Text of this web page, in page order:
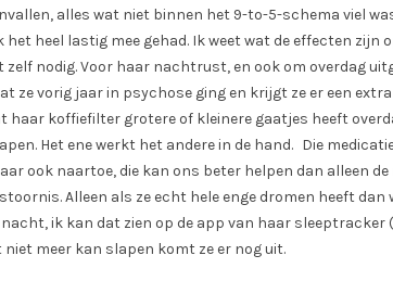
alles wat niet binnen het 9-to-5-schema viel
heel lastig mee gehad. Ik weet wat de effecten zijn
zelf nodig. Voor haar nachtrust, en ook om overdag
ze vorig jaar in psychose ging en krijgt ze er een
haar koffiefilter grotere of kleinere gaatjes heeft
Het ene werkt het andere in de hand. Die
ook naartoe, die kan ons beter helpen dan alleen
Alleen als ze echt hele enge dromen heeft dan
ik kan dat zien op de app van haar
niet meer kan slapen komt ze er nog uit.